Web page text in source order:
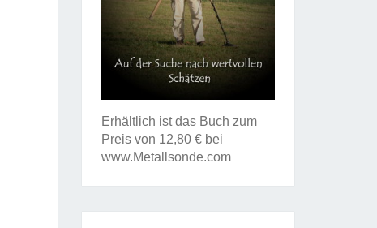
Erhältlich ist das Buch zum
Preis von 12,80 € bei
www.Metallsonde.com